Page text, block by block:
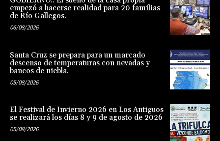
empezó a hacerse realidad para 20 familias
de Río Gallegos.
06/08/2026
Santa Cruz se prepara para un marcado
descenso de temperaturas con nevadas y
bancos de niebla.
05/08/2026
El Festival de Invierno 2026 en Los Antiguos
se realizará los días 8 y 9 de agosto de 2026
05/08/2026